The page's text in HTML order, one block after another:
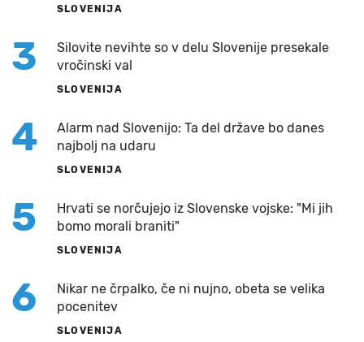
SLOVENIJA
3
Silovite nevihte so v delu Slovenije presekale
vročinski val
SLOVENIJA
4
Alarm nad Slovenijo: Ta del države bo danes
najbolj na udaru
SLOVENIJA
5
Hrvati se norčujejo iz Slovenske vojske: "Mi jih
bomo morali braniti"
SLOVENIJA
6
Nikar ne črpalko, če ni nujno, obeta se velika
pocenitev
SLOVENIJA